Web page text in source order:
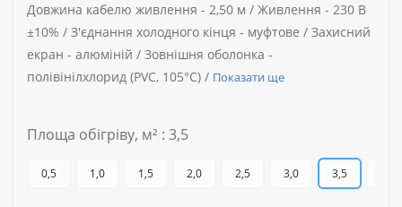
Довжина кабелю живлення - 2,50 м / Живлення - 230 В
±10% / З'єднання холодного кінця - муфтове / Захисний
екран - алюміній / Зовнішня оболонка -
полівінілхлорид (PVC, 105°C) / Показати ще
Площа обігріву, м² : 3,5
0,5 1,0 1,5 2,0 2,5 3,0 3,5